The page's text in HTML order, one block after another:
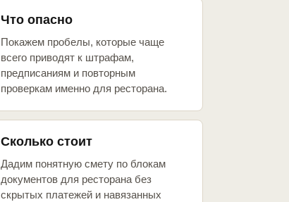
Что опасно
Покажем пробелы, которые чаще
всего приводят к штрафам,
предписаниям и повторным
проверкам именно для ресторана.
Сколько стоит
Дадим понятную смету по блокам
документов для ресторана без
скрытых платежей и навязанных